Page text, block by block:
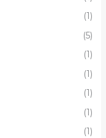
(1)
(5)
(1)
(1)
(1)
(1)
(1)